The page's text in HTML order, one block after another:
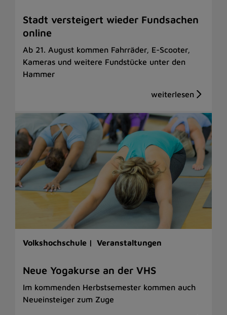
Stadt versteigert wieder Fundsachen
online
Ab 21. August kommen Fahrräder, E-Scooter,
Kameras und weitere Fundstücke unter den
Hammer
Volkshochschule | Veranstaltungen
Neue Yogakurse an der VHS
Im kommenden Herbstsemester kommen auch
Neueinsteiger zum Zuge